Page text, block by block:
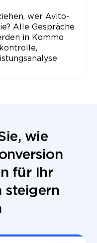
wer Avito-
Alle Gespräche
in Kommo
wie
für Ihr
steigern